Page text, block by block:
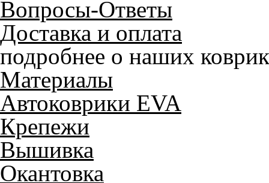
Вопросы-Ответы
Доставка и оплата
подробнее о наших
Материалы
Автоковрики EVA
Крепежи
Вышивка
Окантовка